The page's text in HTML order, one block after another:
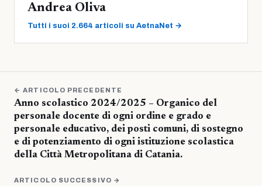
Andrea Oliva
Tutti i suoi 2.664 articoli su AetnaNet →
← ARTICOLO PRECEDENTE
Anno scolastico 2024/2025 – Organico del
personale docente di ogni ordine e grado e
personale educativo, dei posti comuni, di sostegno
e di potenziamento di ogni istituzione scolastica
della Città Metropolitana di Catania.
ARTICOLO SUCCESSIVO →